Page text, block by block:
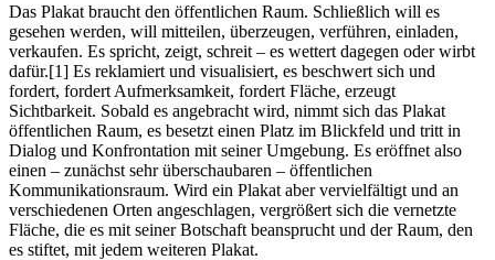
Das Plakat braucht den öffentlichen Raum. Schließlich will es
gesehen werden, will mitteilen, überzeugen, verführen, einladen,
verkaufen. Es spricht, zeigt, schreit – es wettert dagegen oder wirbt
dafür.[1] Es reklamiert und visualisiert, es beschwert sich und
fordert, fordert Aufmerksamkeit, fordert Fläche, erzeugt
Sichtbarkeit. Sobald es angebracht wird, nimmt sich das Plakat
öffentlichen Raum, es besetzt einen Platz im Blickfeld und tritt in
Dialog und Konfrontation mit seiner Umgebung. Es eröffnet also
einen – zunächst sehr überschaubaren – öffentlichen
Kommunikationsraum. Wird ein Plakat aber vervielfältigt und an
verschiedenen Orten angeschlagen, vergrößert sich die vernetzte
Fläche, die es mit seiner Botschaft beansprucht und der Raum, den
es stiftet, mit jedem weiteren Plakat.